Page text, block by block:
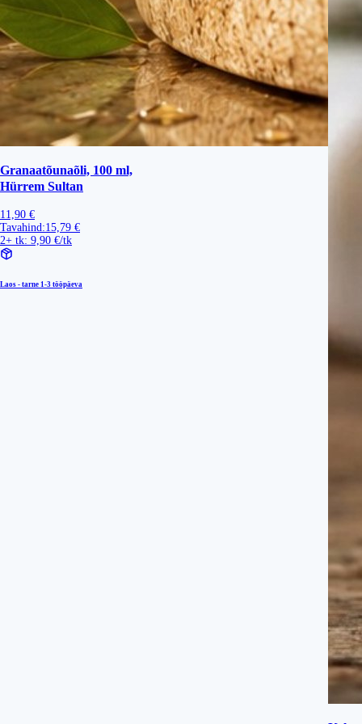
Granaatõunaõli, 100 ml,
Hürrem Sultan
11,90 €
Tavahind:15,79 €
2+ tk: 9,90 €/tk
Laos - tarne 1-3 tööpäeva